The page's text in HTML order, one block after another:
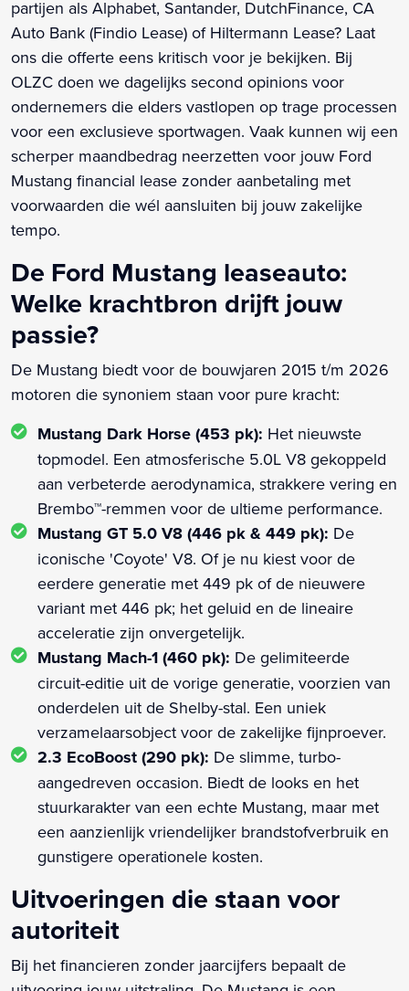
partijen als Alphabet, Santander, DutchFinance, CA
Auto Bank (Findio Lease) of Hiltermann Lease? Laat
ons die offerte eens kritisch voor je bekijken. Bij
OLZC doen we dagelijks second opinions voor
ondernemers die elders vastlopen op trage processen
voor een exclusieve sportwagen. Vaak kunnen wij een
scherper maandbedrag neerzetten voor jouw Ford
Mustang financial lease zonder aanbetaling met
voorwaarden die wél aansluiten bij jouw zakelijke
tempo.
De Ford Mustang leaseauto:
Welke krachtbron drijft jouw
passie?
De Mustang biedt voor de bouwjaren 2015 t/m 2026
motoren die synoniem staan voor pure kracht:
Mustang Dark Horse (453 pk): Het nieuwste
topmodel. Een atmosferische 5.0L V8 gekoppeld
aan verbeterde aerodynamica, strakkere vering en
Brembo™-remmen voor de ultieme performance.
Mustang GT 5.0 V8 (446 pk & 449 pk): De
iconische 'Coyote' V8. Of je nu kiest voor de
eerdere generatie met 449 pk of de nieuwere
variant met 446 pk; het geluid en de lineaire
acceleratie zijn onvergetelijk.
Mustang Mach-1 (460 pk): De gelimiteerde
circuit-editie uit de vorige generatie, voorzien van
onderdelen uit de Shelby-stal. Een uniek
verzamelaarsobject voor de zakelijke fijnproever.
2.3 EcoBoost (290 pk): De slimme, turbo-
aangedreven occasion. Biedt de looks en het
stuurkarakter van een echte Mustang, maar met
een aanzienlijk vriendelijker brandstofverbruik en
gunstigere operationele kosten.
Uitvoeringen die staan voor
autoriteit
Bij het financieren zonder jaarcijfers bepaalt de